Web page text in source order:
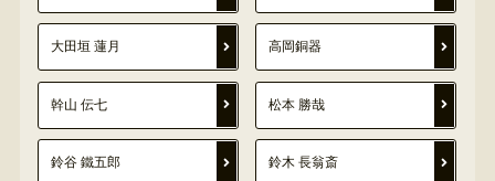
大田垣 蓮月 高岡銅器
幹山 伝七 松本 勝哉
鈴谷 鐵五郎 鈴木 長翁斎